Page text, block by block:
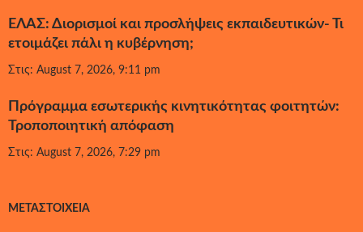
ΕΛΑΣ: Διορισμοί και προσλήψεις εκπαιδευτικών- Τι
ετοιμάζει πάλι η κυβέρνηση;
Στις: August 7, 2026, 9:11 pm
Πρόγραμμα εσωτερικής κινητικότητας φοιτητών:
Τροποποιητική απόφαση
Στις: August 7, 2026, 7:29 pm
ΜΕΤΑΣΤΟΙΧΕΊΑ